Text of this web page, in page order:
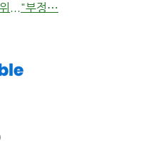
위..."부정⋯